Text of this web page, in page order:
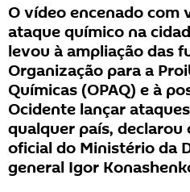
O vídeo encenado
ataque químico na
levou à ampliação das
Organização para a
Químicas (OPAQ) e à
Ocidente lançar
qualquer país,
oficial do Ministério da
general Igor